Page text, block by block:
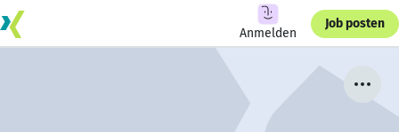
Anmelden
Job posten